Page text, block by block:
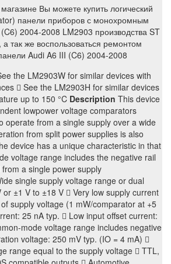
Вы можете купить логический
панели приборов с монохромным
2004-2008 LM2903 производства ST
так же воспользоваться ремонтом
Audi A6 III (C6) 2004-2008
the LM2903W for similar devices with
 See the LM2903H for similar devices
up to 150 °C Description This device
lowpower voltage comparators
operate from a single supply over a wide
from split power supplies is also
device has a unique characteristic in that
voltage range includes the negative rail
a single power supply
single supply voltage range or dual
±1 V to ±18 V  Very low supply current
supply voltage (1 mW/comparator at +5
25 nA typ.  Low input offset current:
mode voltage range includes negative
voltage: 250 mV typ. (IO = 4 mA) 
range equal to the supply voltage  TTL,